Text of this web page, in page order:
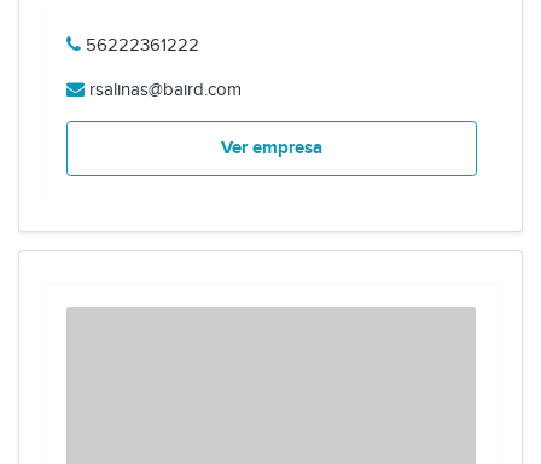
56222361222
rsalinas@baird.com
Ver empresa